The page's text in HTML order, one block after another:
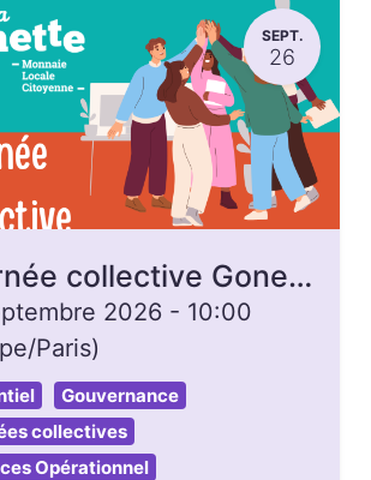
SEPT.
26
Journée collective Gonette, ouverte à toutes et tous
2026 - 10:00
Paris)
Gouvernance
collectives
Opérationnel